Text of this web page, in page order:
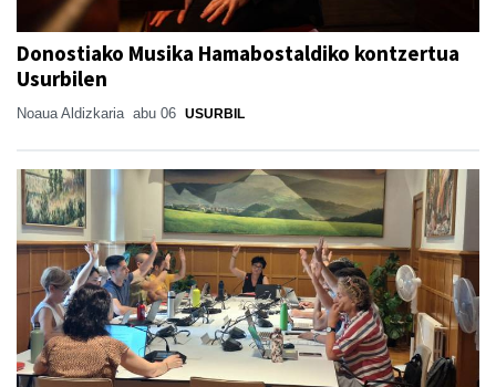
Donostiako Musika Hamabostaldiko kontzertua
Usurbilen
Noaua Aldizkaria abu 06 USURBIL